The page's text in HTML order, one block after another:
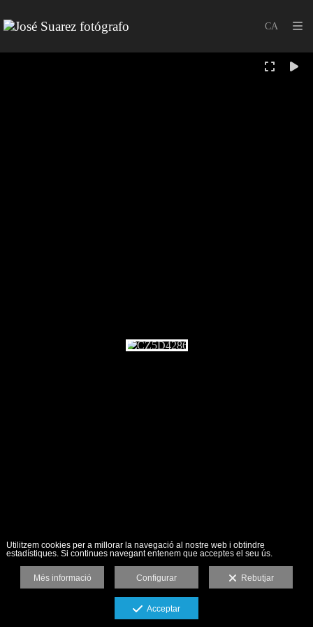
Utilitzem cookies per a millorar la navegació al nostre web i obtindre
estadístiques. Si continues navegant entenem que acceptes el seu ús.
Més informació Configurar Rebutjar
Acceptar